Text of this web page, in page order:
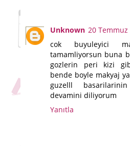
Unknown 20 Temmuz
cok buyuleyici
tamamliyorsun buna
gozlerin peri kizi
bende boyle makyaj
guzelll
devamini diliyorum
Yanıtla